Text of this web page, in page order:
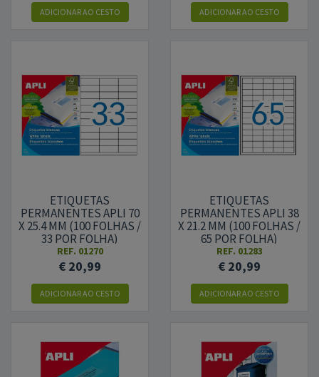
ADICIONAR AO CESTO ADICIONAR AO CESTO
ETIQUETAS
PERMANENTES APLI 70
X 25.4 MM (100 FOLHAS /
33 POR FOLHA)
REF. 01270
€ 20,99
ADICIONAR AO CESTO
ETIQUETAS
PERMANENTES APLI 38
X 21.2 MM (100 FOLHAS /
65 POR FOLHA)
REF. 01283
€ 20,99
ADICIONAR AO CESTO